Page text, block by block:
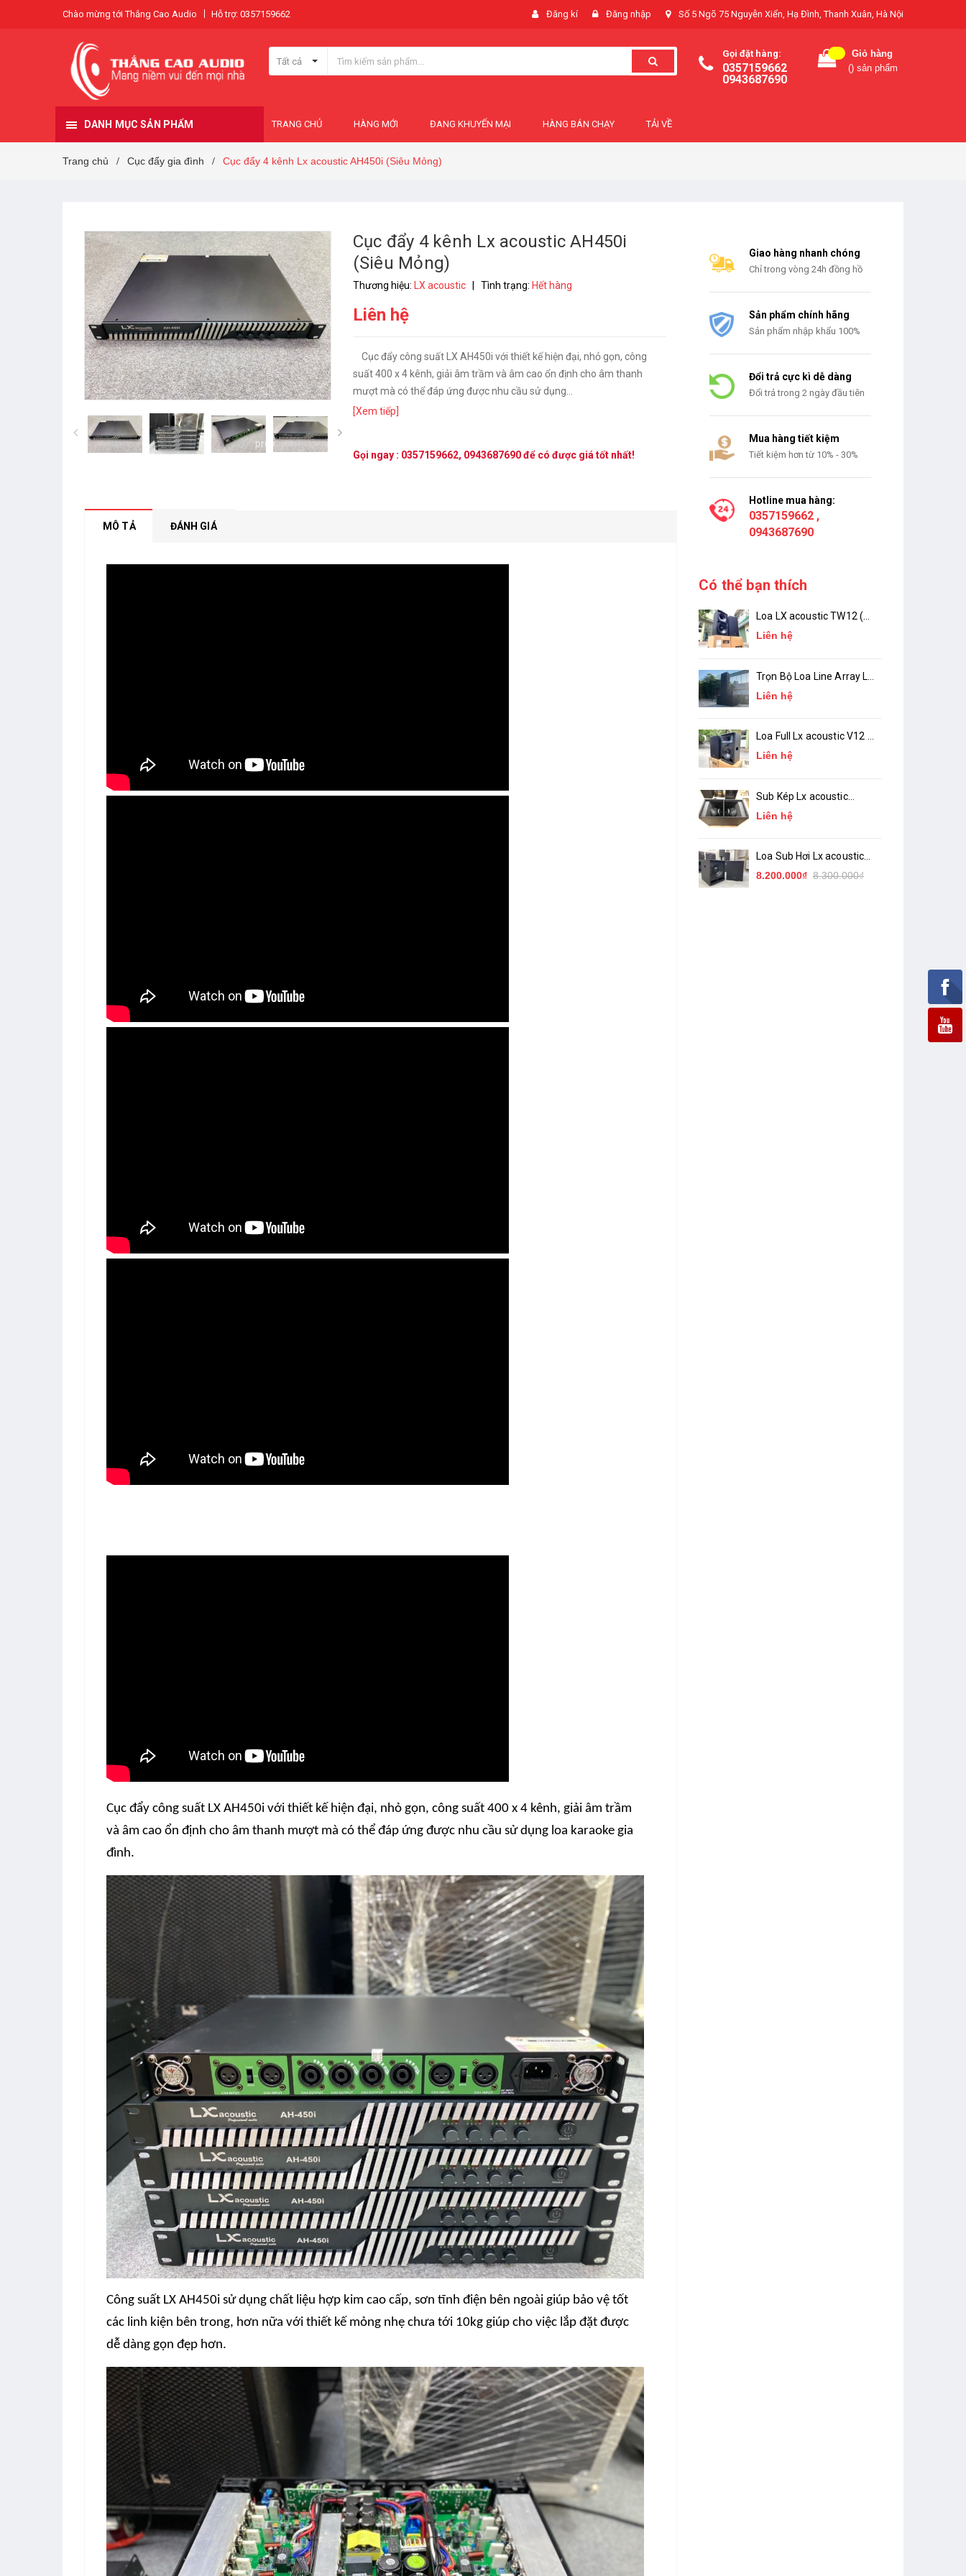
Chào mừng tới Thắng Cao Audio Hỗ trợ: 0357159662 Đăng kí Đăng nhập Số 5 Ngõ 75 Nguyễn Xiển, Hạ Đình, Thanh Xuân, Hà Nội
Tất cả
Gọi đặt hàng:
0357159662
0943687690
Giỏ hàng
() sản phẩm
DANH MỤC SẢN PHẨM TRANG CHỦ HÀNG MỚI ĐANG KHUYẾN MẠI HÀNG BÁN CHẠY TẢI VỀ
Trang chủ / Cục đẩy gia đình / Cục đẩy 4 kênh Lx acoustic AH450i (Siêu Mỏng)
prev
Cục đẩy 4 kênh Lx acoustic AH450i
(Siêu Mỏng)
Thương hiệu: LX acoustic Tình trạng: Hết hàng
Liên hệ
suất 400 x 4 kênh, giải âm trầm và âm cao ổn định cho âm thanh
mượt mà có thể đáp ứng được nhu cầu sử dụng...
[Xem tiếp]
Gọi ngay : 0357159662, 0943687690để có được giá tốt nhất!
MÔ TẢ ĐÁNH GIÁ
Cục đẩy công suất LX AH450i với thiết kế hiện đại, nhỏ gọn, công suất 400 x 4 kênh, giải âm trầm
và âm cao ổn định cho âm thanh mượt mà có thể đáp ứng được nhu cầu sử dụng loa karaoke gia
đình.
Công suất LX AH450i sử dụng chất liệu hợp kim cao cấp, sơn tĩnh điện bên ngoài giúp bảo vệ tốt
các linh kiện bên trong, hơn nữa với thiết kế mỏng nhẹ chưa tới 10kg giúp cho việc lắp đặt được
dễ dàng gọn đẹp hơn.
Giao hàng nhanh chóng
Chỉ trong vòng 24h đồng hồ
Sản phẩm chính hãng
Sản phẩm nhập khẩu 100%
Đổi trả cực kì dễ dàng
Đổi trả trong 2 ngày đầu tiên
Mua hàng tiết kiệm
Tiết kiệm hơn từ 10% - 30%
Hotline mua hàng:
0357159662 ,
0943687690
Có thể bạn thích
Loa LX acoustic TW12 (
Bass 30 ) Chính Hãng
Liên hệ
Trọn Bộ Loa Line Array Lx
acoustic LA-10, LA-18 (
chính hãng )
Liên hệ
Loa Full Lx acoustic V12 (
bass 30 ) Chính Hãng
Liên hệ
Sub Kép Lx acoustic
TW218 ( Sub Hầm 2 Bass
50 )_ Chính Hãng
Liên hệ
Loa Sub Hơi Lx acoustic
TW15S ( bass 40 )
8.200.000₫ 8.300.000₫